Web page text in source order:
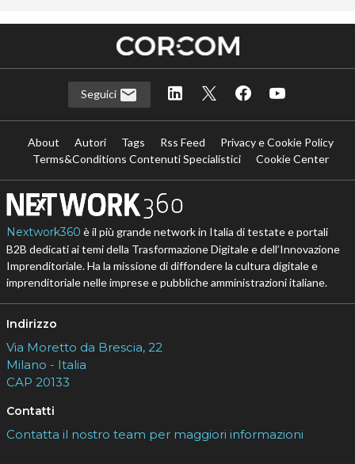
Seguici
About Autori Tags Rss Feed
Privacy e Cookie Policy
Terms&Conditions Contenuti Specialistici
Cookie Center
Nextwork360 è il più grande network in Italia di testate e portali
B2B dedicati ai temi della Trasformazione Digitale e dell’Innovazione
Imprenditoriale. Ha la missione di diffondere la cultura digitale e
imprenditoriale nelle imprese e pubbliche amministrazioni italiane.
Indirizzo
Via Moretto da Brescia, 22
Milano - Italia
CAP 20133
Contatti
Contatta il nostro team per maggiori informazioni